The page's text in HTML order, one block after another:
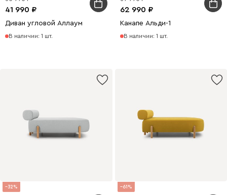
41 990
Диван угловой Аллаум
В наличии: 1 шт.
62 990
Канапе Альди-1
В наличии: 1 шт.
32 61